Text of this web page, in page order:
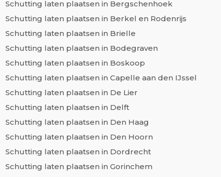
Schutting laten plaatsen in Bergschenhoek
Schutting laten plaatsen in Berkel en Rodenrijs
Schutting laten plaatsen in Brielle
Schutting laten plaatsen in Bodegraven
Schutting laten plaatsen in Boskoop
Schutting laten plaatsen in Capelle aan den IJssel
Schutting laten plaatsen in De Lier
Schutting laten plaatsen in Delft
Schutting laten plaatsen in Den Haag
Schutting laten plaatsen in Den Hoorn
Schutting laten plaatsen in Dordrecht
Schutting laten plaatsen in Gorinchem